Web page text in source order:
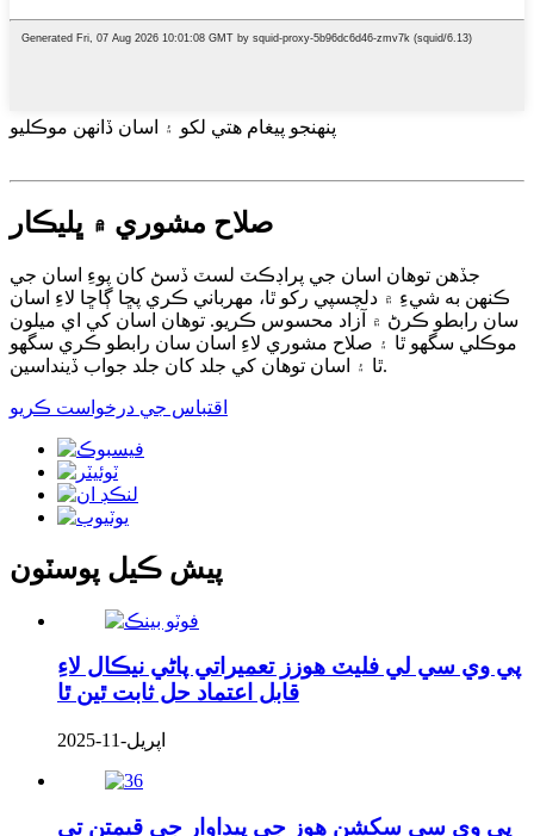
پنهنجو پيغام هتي لکو ۽ اسان ڏانهن موڪليو
صلاح مشوري ۾ ڀليڪار
جڏهن توهان اسان جي پراڊڪٽ لسٽ ڏسڻ کان پوءِ اسان جي
ڪنهن به شيءِ ۾ دلچسپي رکو ٿا، مهرباني ڪري پڇا ڳاڇا لاءِ اسان
سان رابطو ڪرڻ ۾ آزاد محسوس ڪريو. توهان اسان کي اي ميلون
موڪلي سگهو ٿا ۽ صلاح مشوري لاءِ اسان سان رابطو ڪري سگهو
ٿا ۽ اسان توهان کي جلد کان جلد جواب ڏينداسين.
اقتباس جي درخواست ڪريو
پيش ڪيل پوسٽون
پي وي سي لي فليٽ هوزز تعميراتي پاڻي نيڪال لاءِ
قابل اعتماد حل ثابت ٿين ٿا
اپريل-11-2025
پي وي سي سکشن هوز جي پيداوار جي قيمتن تي